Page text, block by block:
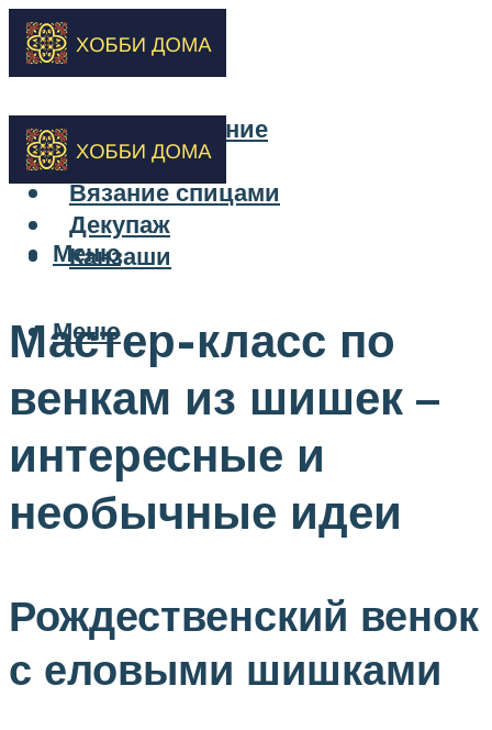
Бисероплетение
Вышивка
Вязание спицами
Декупаж
Канзаши
Меню
Меню
Мастер-класс по
венкам из шишек –
интересные и
необычные идеи
Рождественский венок
с еловыми шишками